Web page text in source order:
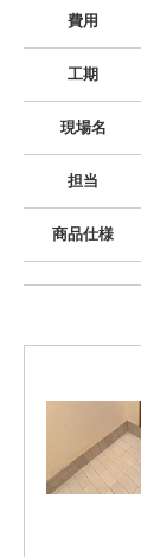
費用
工期
現場名
担当
商品仕様